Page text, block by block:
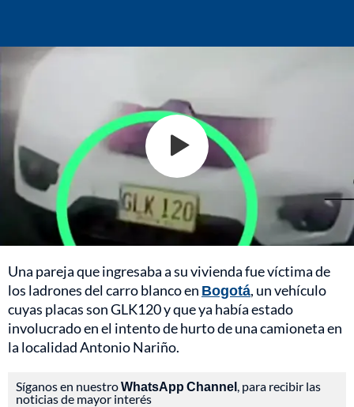
Una pareja que ingresaba a su vivienda fue víctima de
los ladrones del carro blanco en Bogotá, un vehículo
cuyas placas son GLK120 y que ya había estado
involucrado en el intento de hurto de una camioneta en
la localidad Antonio Nariño.
Síganos en nuestroWhatsApp Channel , para recibir las
noticias de mayor interés